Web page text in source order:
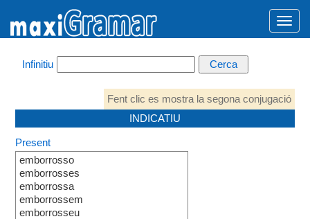
Infinitiu
Fent clic es mostra la segona conjugació
INDICATIU
Present
emborrosso
emborrosses
emborrossa
emborrossem
emborrosseu